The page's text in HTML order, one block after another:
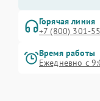
Горячая линия
+7 (800) 301-
Время работы
Ежедневно с